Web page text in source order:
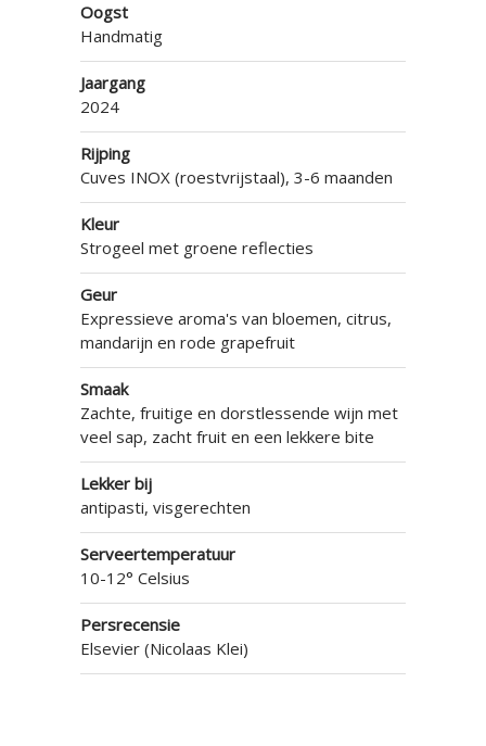
Oogst
Handmatig
Jaargang
2024
Rijping
Cuves INOX (roestvrijstaal), 3-6 maanden
Kleur
Strogeel met groene reflecties
Geur
Expressieve aroma's van bloemen, citrus,
mandarijn en rode grapefruit
Smaak
Zachte, fruitige en dorstlessende wijn met
veel sap, zacht fruit en een lekkere bite
Lekker bij
antipasti, visgerechten
Serveertemperatuur
10-12° Celsius
Persrecensie
Elsevier (Nicolaas Klei)